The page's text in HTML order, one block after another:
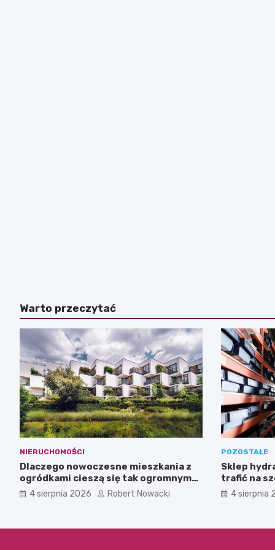
Warto przeczytać
NIERUCHOMOŚCI
Dlaczego nowoczesne mieszkania z
ogródkami cieszą się tak ogromnym
zainteresowaniem?
4 sierpnia 2026 Robert Nowacki
POZOSTAŁE
Sklep
trafić na
tym nie
4 sierpnia